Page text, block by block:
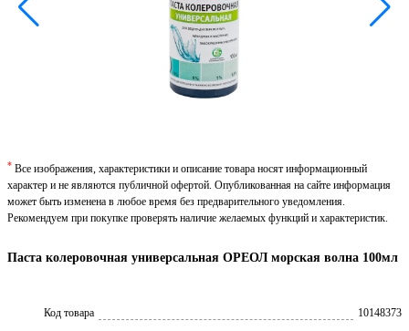
Паста колеровочная универсальная ОРЕОЛ морская волна 100мл
Код товара
10148373
* Все изображения, характеристики и описание товара носят информационный
характер и не являются публичной офертой. Опубликованная на сайте информация
может быть изменена в любое время без предварительного уведомления.
Рекомендуем при покупке проверять наличие желаемых функций и характеристик.